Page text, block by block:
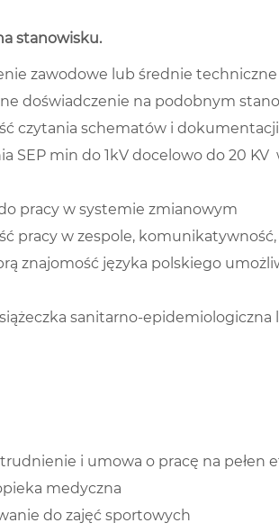
stanowisku.
zawodowe lub średnie techniczne
doświadczenie na podobnym
czytania schematów i
SEP min do 1kV docelowo do 20 KV
pracy w systemie zmianowym
pracy w zespole,
znajomość języka polskiego
sanitarno-
i umowa o pracę na pełen
medyczna
do zajęć sportowych